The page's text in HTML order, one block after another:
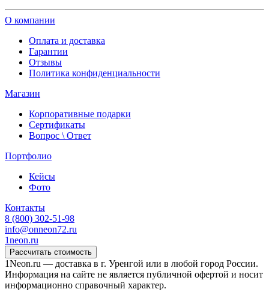
О компании
Оплата и доставка
Гарантии
Отзывы
Политика конфиденциальности
Магазин
Корпоративные подарки
Сертификаты
Вопрос \ Ответ
Портфолио
Кейсы
Фото
Контакты
8 (800) 302-51-98
info@onneon72.ru
1neon.ru
Рассчитать стоимость
1Neon.ru — доставка в г. Уренгой или в любой город России.
Информация на сайте не является публичной офертой и носит
информационно справочный характер.